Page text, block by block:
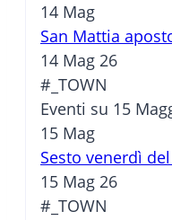
14 Mag
San Mattia
14 Mag 26
#_TOWN
Eventi su 15
15 Mag
Sesto venerdì
15 Mag 26
#_TOWN